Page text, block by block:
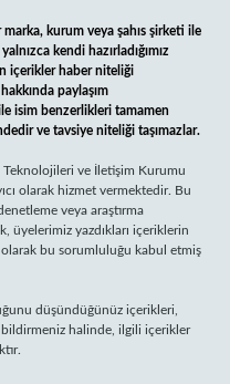
kurum veya şahıs şirketi ile
kendi hazırladığımız
içerikler haber niteliği
paylaşım
isim benzerlikleri tamamen
ve tavsiye niteliği taşımazlar.
Teknolojileri ve İletişim Kurumu
olarak hizmet vermektedir. Bu
veya araştırma
üyelerimiz yazdıkları içeriklerin
bu sorumluluğu kabul etmiş
düşündüğünüz içerikleri,
bildirmeniz halinde, ilgili içerikler